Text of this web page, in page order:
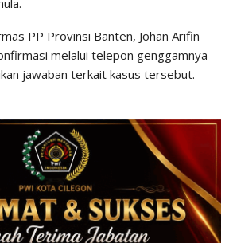
PP Provinsi Banten, Johan Arifin
melalui telepon genggamnya
jawaban terkait kasus tersebut.